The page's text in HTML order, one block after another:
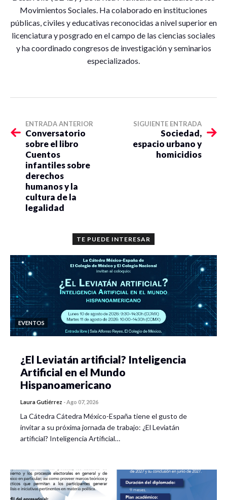
Movimientos Sociales. Ha colaborado en instituciones
públicas, civiles y educativas reconocidas a nivel superior en
licenciatura y posgrado en el campo de las ciencias sociales
y ha coordinado congresos de investigación y seminarios
especializados.
ENTRADA ANTERIOR
Conversatorio
sobre el libro
Cuentos
infantiles sobre
derechos
humanos y la
cultura de la
legalidad
SIGUIENTE ENTRADA
Sociedad,
espacio urbano y
homicidios
TE PUEDE INTERESAR
EVENTOS
¿El Leviatán artificial? Inteligencia
Artificial en el Mundo
Hispanoamericano
Laura Gutiérrez -Ago 07, 2026
La Cátedra Cátedra México-España tiene el gusto de
invitar a su próxima jornada de trabajo: ¿El Leviatán
artificial? Inteligencia Artificial…